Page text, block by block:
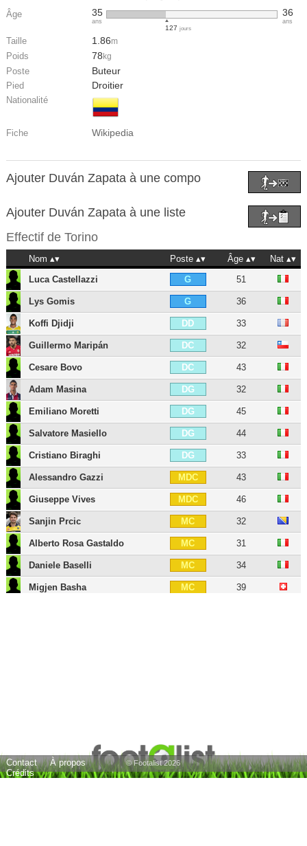
Âge 35
ans
127jours
36
ans
Taille 1.86m
Poids 78 kg
Poste Buteur
Pied Droitier
Nationalité
Fiche Wikipedia
Ajouter Duván Zapata à une compo
Ajouter Duván Zapata à une liste
Effectif de Torino
Nom Poste Âge
Nat
Luca Castellazzi
G 51
Lys Gomis G 36
Koffi Djidji DD 33
Guillermo Maripán DC 32
Cesare Bovo DC 43
Adam Masina DG 32
Emiliano Moretti DG 45
Salvatore Masiello DG 44
Cristiano Biraghi DG 33
Alessandro Gazzi MDC 43
Giuseppe Vives MDC 46
Sanjin Prcic MC 32
Alberto Rosa Gastaldo MC 31
Daniele Baselli MC 34
Migjen Basha MC 39
Maxi López BU 42
Contact
À propos
Crédits
© Footalist 2026